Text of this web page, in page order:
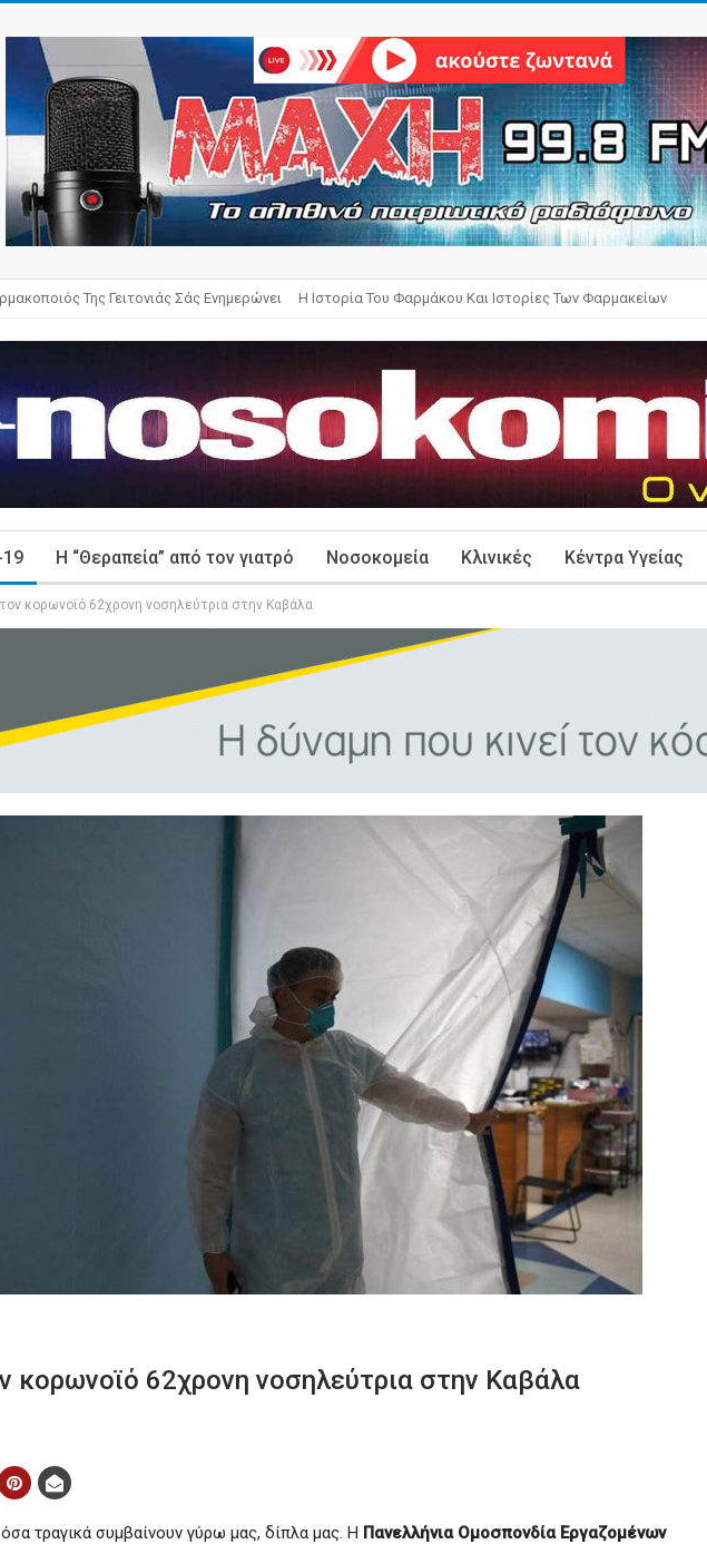
Της Γειτονιάς Σάς Ενημερώνει Η Ιστορία Του Φαρμάκου Και Ιστορίες Των Φαρμακείων
Η “Θεραπεία” από τον γιατρό Νοσοκομεία Κλινικές Κέντρα Υγείας
κορωνοϊό 62χρονη νοσηλεύτρια στην Καβάλα
κορωνοϊό 62χρονη νοσηλεύτρια στην Καβάλα
τραγικά συμβαίνουν γύρω μας, δίπλα μας. Η Πανελλήνια Ομοσπονδία Εργαζομένων